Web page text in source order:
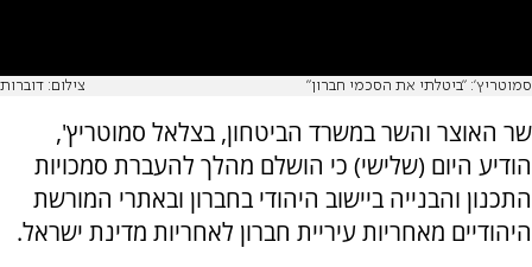
סמוטריץ': "ביטלתי את הסכמי חברון" צילום: דוברות
שר האוצר והשר במשרד הביטחון, בצלאל סמוטריץ',
הודיע היום (שלישי) כי הושלם מהלך להעברת סמכויות
התכנון והבנייה ביישוב היהודי בחברון ובאתרי המורשת
היהודיים מאחריות עיריית חברון לאחריות מדינת ישראל.